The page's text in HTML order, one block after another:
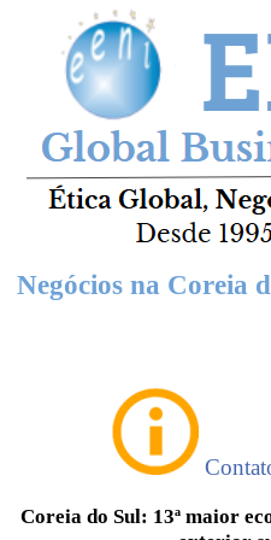
Negócios na Coreia
Coreia do Sul: 13ª maior